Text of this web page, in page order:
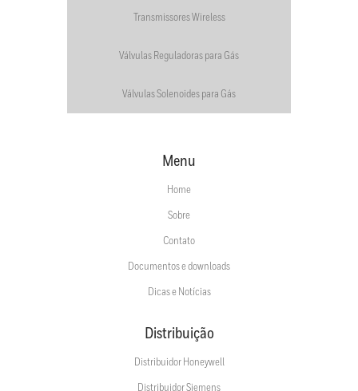
Transmissores Wireless
Válvulas Reguladoras para Gás
Válvulas Solenoides para Gás
Menu
Home
Sobre
Contato
Documentos e downloads
Dicas e Notícias
Distribuição
Distribuidor Honeywell
Distribuidor Siemens